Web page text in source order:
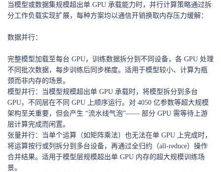
当模型或数据集规模超出单 GPU 承载能力时，并行计算策略通过拆
分工作负载实现扩展，每种方案均以通信开销换取内存压力缓解：
数据并行：
完整模型加载至每台 GPU，训练数据拆分到不同设备，各 GPU 处理
不同批次数据，每步训练后同步梯度。适用于模型较小、计算为瓶
颈而非内存的场景。
模型并行：当模型规模超出单 GPU 承载时，将模型拆分到多台
GPU，不同层在不同 GPU 上顺序运行。对 4050 亿参数等超大规模
架构至关重要，但会产生 “流水线气泡”—— 部分 GPU 需等待上游
层计算完成而闲置。
张量并行：当单个运算（如矩阵乘法）也无法在单 GPU 上完成时，
将运算按行或列拆分到多台设备，再通过全归约（all-reduce）操作
合并结果。适用于模型层规模超出单 GPU 内存的超大规模训练场
景。